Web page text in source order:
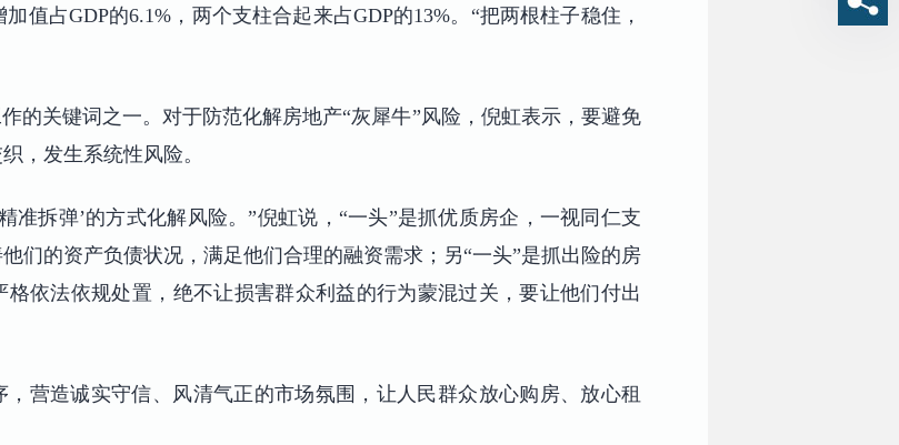
值占GDP的6.1%，两个支柱合起来占GDP的13%。“把两根柱子稳住，
的关键词之一。对于防范化解房地产“灰犀牛”风险，倪虹表示，要避免
，发生系统性风险。
准拆弹’的方式化解风险。”倪虹说，“一头”是抓优质房企，一视同仁支
们的资产负债状况，满足他们合理的融资需求；另“一头”是抓出险的房
依法依规处置，绝不让损害群众利益的行为蒙混过关，要让他们付出
营造诚实守信、风清气正的市场氛围，让人民群众放心购房、放心租